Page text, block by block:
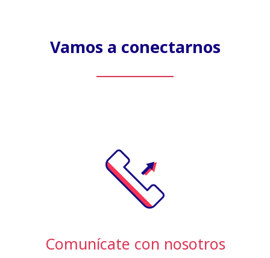
Vamos a conectarnos
Comunícate con nosotros